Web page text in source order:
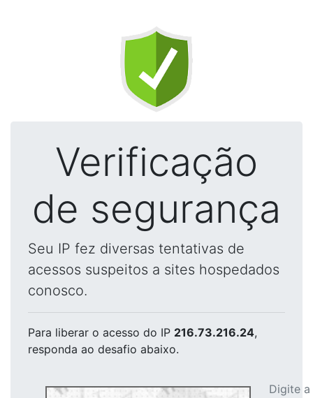
Verificação
de segurança
Seu IP fez diversas tentativas de
acessos suspeitos a sites hospedados
conosco.
Para liberar o acesso do IP 216.73.216.24,
responda ao desafio abaixo.
Digite